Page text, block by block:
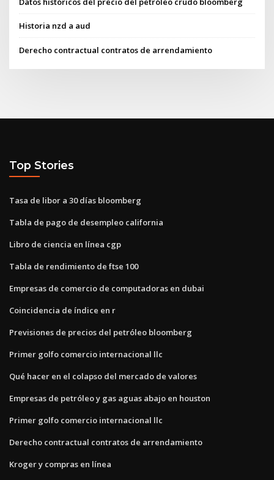
Historia nzd a aud
Derecho contractual contratos de arrendamiento
Top Stories
Tasa de libor a 30 días bloomberg
Tabla de pago de desempleo california
Libro de ciencia en línea cgp
Tabla de rendimiento de ftse 100
Empresas de comercio de computadoras en dubai
Coincidencia de índice en r
Previsiones de precios del petróleo bloomberg
Primer golfo comercio internacional llc
Qué hacer en el colapso del mercado de valores
Empresas de petróleo y gas aguas abajo en houston
Primer golfo comercio internacional llc
Derecho contractual contratos de arrendamiento
Kroger y compras en línea